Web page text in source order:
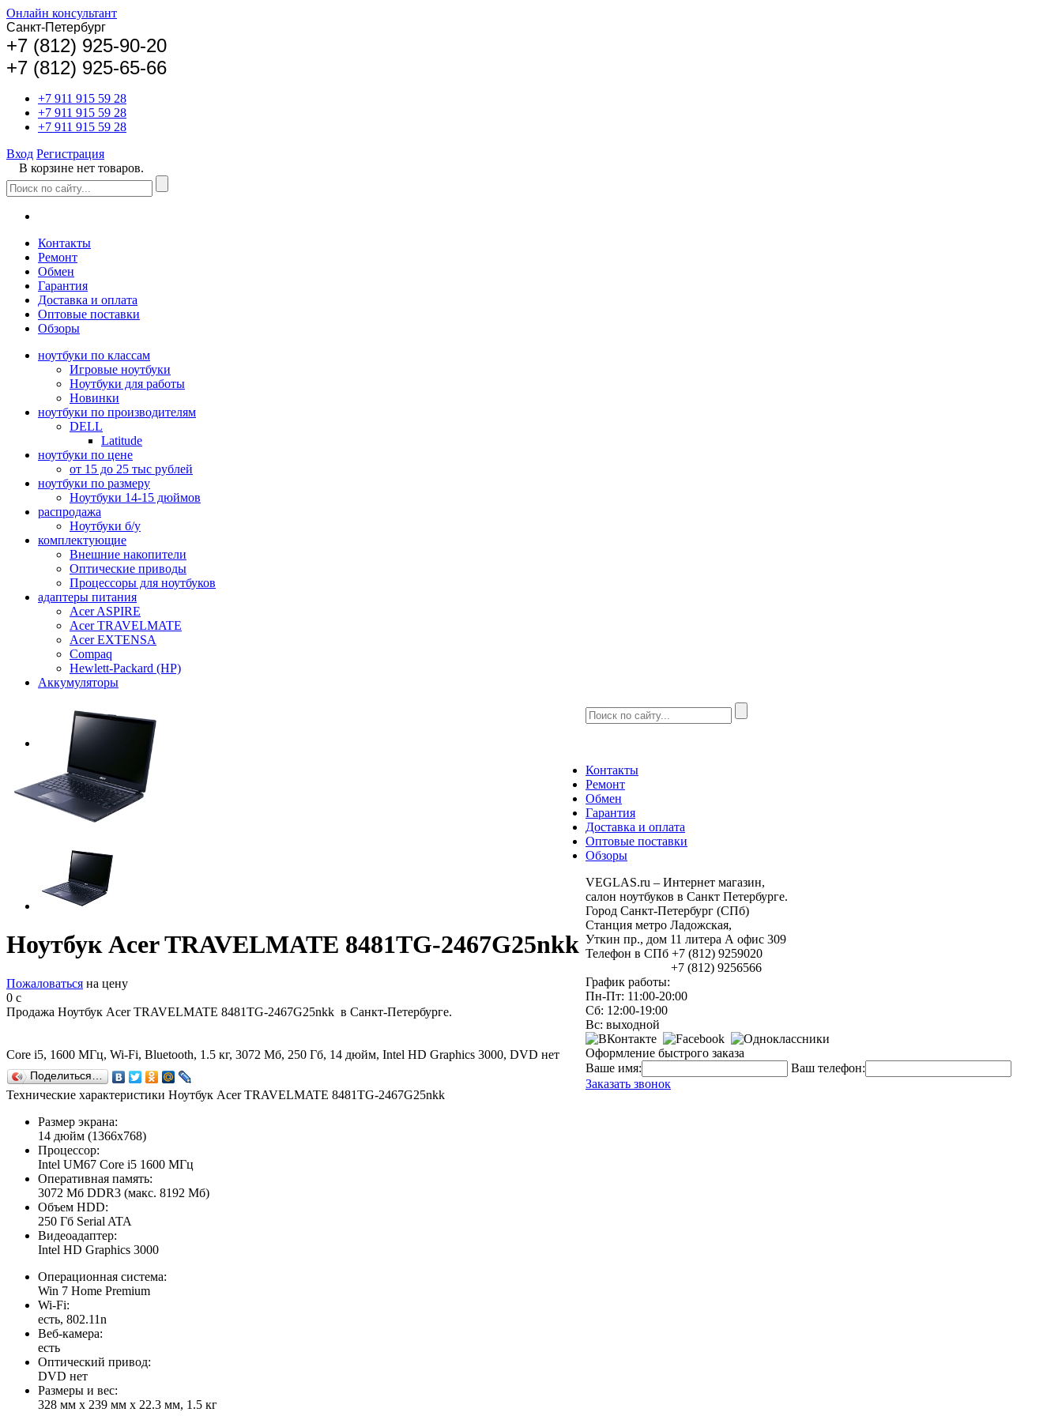
Онлайн консультант
Санкт-Петербург
+7 (812) 925-90-20
+7 (812) 925-65-66
+7 911 915 59 28
+7 911 915 59 28
+7 911 915 59 28
Вход Регистрация
В корзине нет товаров.
Контакты
Ремонт
Обмен
Гарантия
Доставка и оплата
Оптовые поставки
Обзоры
ноутбуки по классам
Игровые ноутбуки
Ноутбуки для работы
Новинки
ноутбуки по производителям
DELL
Latitude
ноутбуки по цене
от 15 до 25 тыс рублей
ноутбуки по размеру
Ноутбуки 14-15 дюймов
распродажа
Ноутбуки б/у
комплектующие
Внешние накопители
Оптические приводы
Процессоры для ноутбуков
адаптеры питания
Acer ASPIRE
Acer TRAVELMATE
Acer EXTENSA
Compaq
Hewlett-Packard (HP)
Аккумуляторы
Ноутбук Acer TRAVELMATE 8481TG-2467G25nkk
Пожаловаться на цену
0 c
Продажа Ноутбук Acer TRAVELMATE 8481TG-2467G25nkk в Санкт-Петербурге.
Core i5, 1600 МГц, Wi-Fi, Bluetooth, 1.5 кг, 3072 Мб, 250 Гб, 14 дюйм, Intel HD Graphics 3000, DVD нет
Поделиться…
Технические характеристики Ноутбук Acer TRAVELMATE 8481TG-2467G25nkk
Размер экрана:
14 дюйм (1366x768)
Процессор:
Intel UM67 Core i5 1600 МГц
Оперативная память:
3072 Мб DDR3 (макс. 8192 Мб)
Объем HDD:
250 Гб Serial ATA
Видеоадаптер:
Intel HD Graphics 3000
Операционная система:
Win 7 Home Premium
Wi-Fi:
есть, 802.11n
Веб-камера:
есть
Оптический привод:
DVD нет
Размеры и вес:
328 мм x 239 мм x 22.3 мм, 1.5 кг
Контакты
Ремонт
Обмен
Гарантия
Доставка и оплата
Оптовые поставки
Обзоры
VEGLAS.ru – Интернет магазин,
салон ноутбуков в Санкт Петербурге.
Город Санкт-Петербург (СПб)
Станция метро Ладожская,
Уткин пр., дом 11 литера А офис 309
Телефон в СПб +7 (812) 9259020
+7 (812) 9256566
График работы:
Пн-Пт: 11:00-20:00
Сб: 12:00-19:00
Вс: выходной
Оформление быстрого заказа
Ваше имя:
Ваш телефон:
Заказать звонок